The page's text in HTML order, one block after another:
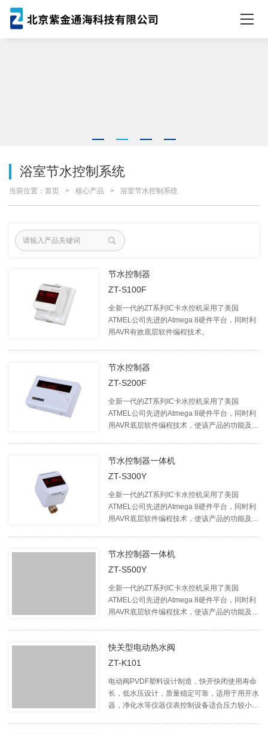
浴室节水控制系统
当前位置： 首页 核心产品 浴室节水控制系统
节水控制器
ZT-S100F
全新一代的ZT系列IC卡水控机采用了美国
ATMEL公司先进的Atmega 8硬件平台，同时利
用AVR有效底层软件编程技术。
节水控制器
ZT-S200F
全新一代的ZT系列IC卡水控机采用了美国
ATMEL公司先进的Atmega 8硬件平台，同时利
用AVR底层软件编程技术，使该产品的功能及性
节水控制器一体机
ZT-S300Y
全新一代的ZT系列IC卡水控机采用了美国
ATMEL公司先进的Atmega 8硬件平台，同时利
用AVR底层软件编程技术，使该产品的功能及性
节水控制器一体机
ZT-S500Y
全新一代的ZT系列IC卡水控机采用了美国
ATMEL公司先进的Atmega 8硬件平台，同时利
用AVR底层软件编程技术，使该产品的功能及性
快关型电动热水阀
ZT-K101
电动阀PVDF塑料设计制造，快开快闭使用寿命
长，低水压设计，质量稳定可靠，适用于用开水
器，净化水等仪器仪表控制设备适合压力较小要